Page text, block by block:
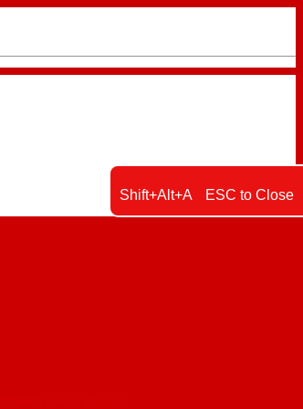
Shift+Alt+A ESC to Close